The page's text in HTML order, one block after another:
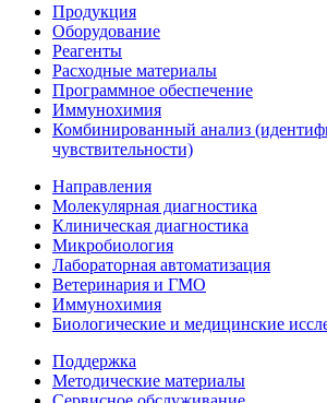
Продукция
Оборудование
Реагенты
Расходные материалы
Программное обеспечение
Иммунохимия
Комбинированный анализ
чувствительности)
Направления
Молекулярная диагностика
Клиническая диагностика
Микробиология
Лабораторная автоматизация
Ветеринария и ГМО
Иммунохимия
Биологические и медицинские
Поддержка
Методические материалы